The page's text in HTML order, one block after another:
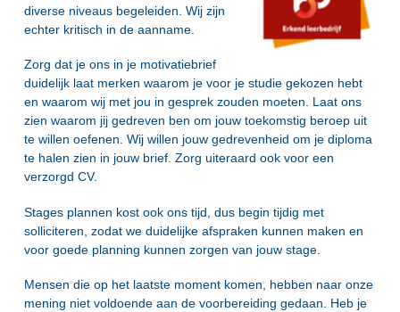
diverse niveaus begeleiden. Wij zijn
echter kritisch in de aanname.
Zorg dat je ons in je motivatiebrief
duidelijk laat merken waarom je voor je studie gekozen hebt
en waarom wij met jou in gesprek zouden moeten. Laat ons
zien waarom jij gedreven ben om jouw toekomstig beroep uit
te willen oefenen. Wij willen jouw gedrevenheid om je diploma
te halen zien in jouw brief. Zorg uiteraard ook voor een
verzorgd CV.
Stages plannen kost ook ons tijd, dus begin tijdig met
solliciteren, zodat we duidelijke afspraken kunnen maken en
voor goede planning kunnen zorgen van jouw stage.
Mensen die op het laatste moment komen, hebben naar onze
mening niet voldoende aan de voorbereiding gedaan. Heb je